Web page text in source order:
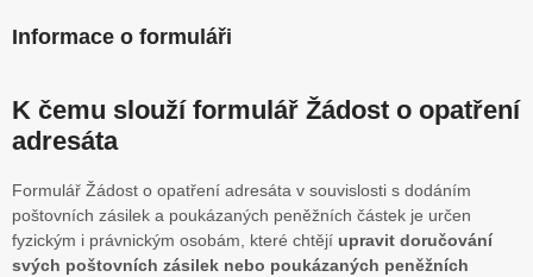
Informace o formuláři
K čemu slouží formulář Žádost o opatření
adresáta
Formulář Žádost o opatření adresáta v souvislosti s dodáním
poštovních zásilek a poukázaných peněžních částek je určen
fyzickým i právnickým osobám, které chtějí upravit doručování
svých poštovních zásilek nebo poukázaných peněžních